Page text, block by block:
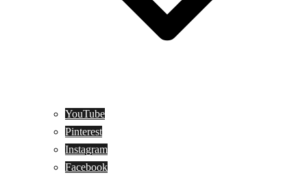
YouTube
Pinterest
Instagram
Facebook